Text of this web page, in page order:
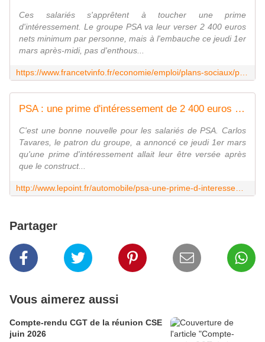
Ces salariés s'apprêtent à toucher une prime
d'intéressement. Le groupe PSA va leur verser 2 400 euros
nets minimum par personne, mais à l'embauche ce jeudi 1er
mars après-midi, pas d'enthous...
PSA : une prime d'intéressement de 2 400 euros minimum pour les salariés
C'est une bonne nouvelle pour les salariés de PSA. Carlos
Tavares, le patron du groupe, a annoncé ce jeudi 1er mars
qu'une prime d'intéressement allait leur être versée après
que le construct...
Partager
Vous aimerez aussi
Compte-rendu CGT de la réunion CSE
juin 2026